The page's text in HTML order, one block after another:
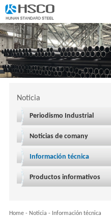
Noticia
Periodismo Industrial
Noticias de comany
Información técnica
Productos informativos
Home- Noticia - Información técnica